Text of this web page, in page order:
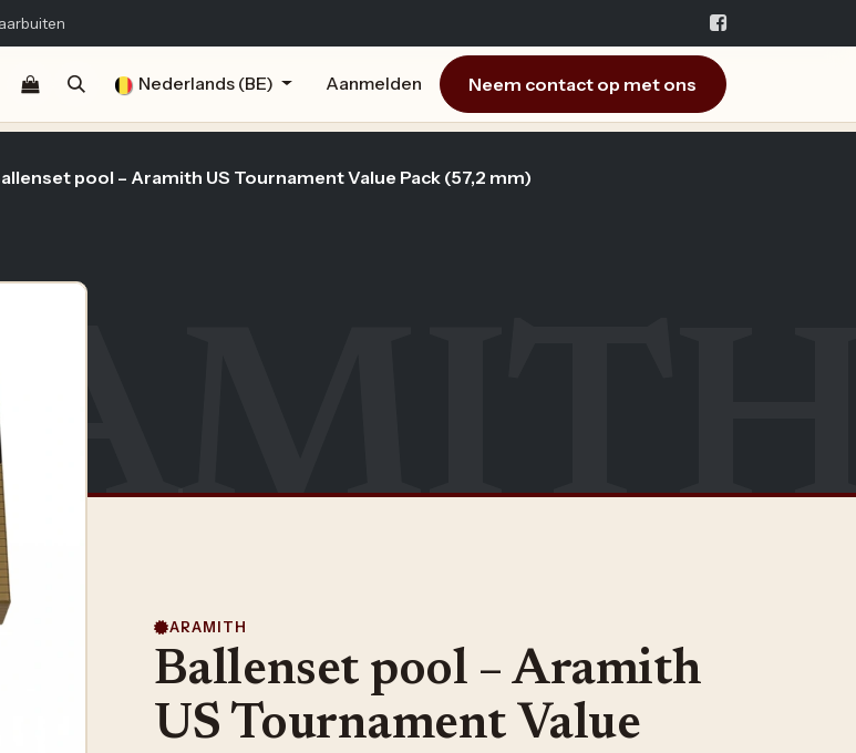
Publicaties Contact
Nederlands (BE) Aanmelden Neem contact op met ons
pool – Aramith US Tournament Value Pack (57,2 mm)
ARAMITH
Ballenset pool – Aramith
US Tournament Value